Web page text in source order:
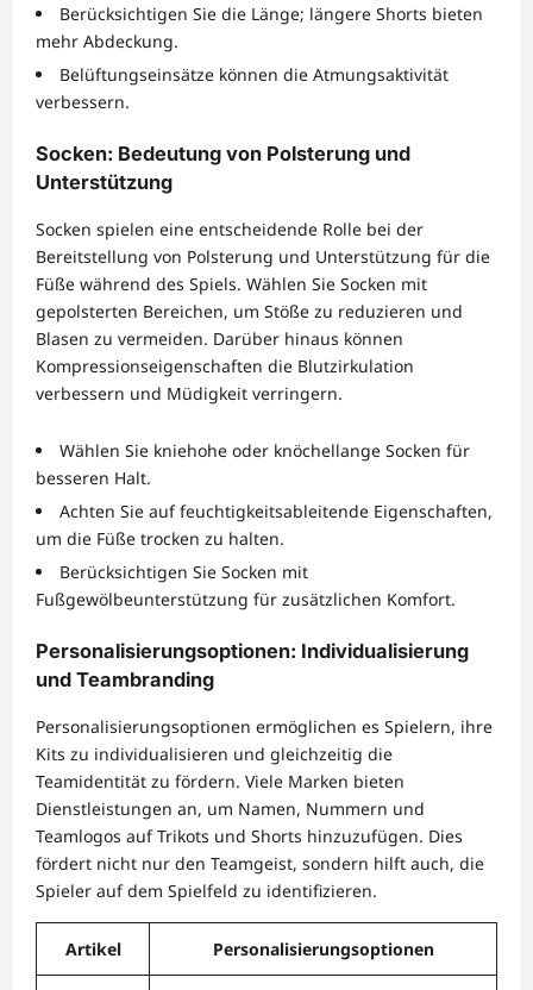
Berücksichtigen Sie die Länge; längere Shorts bieten
mehr Abdeckung.
Belüftungseinsätze können die Atmungsaktivität
verbessern.
Socken: Bedeutung von Polsterung und
Unterstützung
Socken spielen eine entscheidende Rolle bei der
Bereitstellung von Polsterung und Unterstützung für die
Füße während des Spiels. Wählen Sie Socken mit
gepolsterten Bereichen, um Stöße zu reduzieren und
Blasen zu vermeiden. Darüber hinaus können
Kompressionseigenschaften die Blutzirkulation
verbessern und Müdigkeit verringern.
Wählen Sie kniehohe oder knöchellange Socken für
besseren Halt.
Achten Sie auf feuchtigkeitsableitende Eigenschaften,
um die Füße trocken zu halten.
Berücksichtigen Sie Socken mit
Fußgewölbeunterstützung für zusätzlichen Komfort.
Personalisierungsoptionen: Individualisierung
und Teambranding
Personalisierungsoptionen ermöglichen es Spielern, ihre
Kits zu individualisieren und gleichzeitig die
Teamidentität zu fördern. Viele Marken bieten
Dienstleistungen an, um Namen, Nummern und
Teamlogos auf Trikots und Shorts hinzuzufügen. Dies
fördert nicht nur den Teamgeist, sondern hilft auch, die
Spieler auf dem Spielfeld zu identifizieren.
Artikel Personalisierungsoptionen